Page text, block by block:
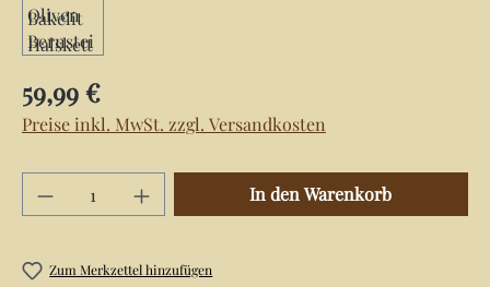
Regulärer Preis:
59,99 €
Preise inkl. MwSt. zzgl. Versandkosten
Produkt Anzahl: Gib den gewünschten
In den Warenkorb
Zum Merkzettel hinzufügen